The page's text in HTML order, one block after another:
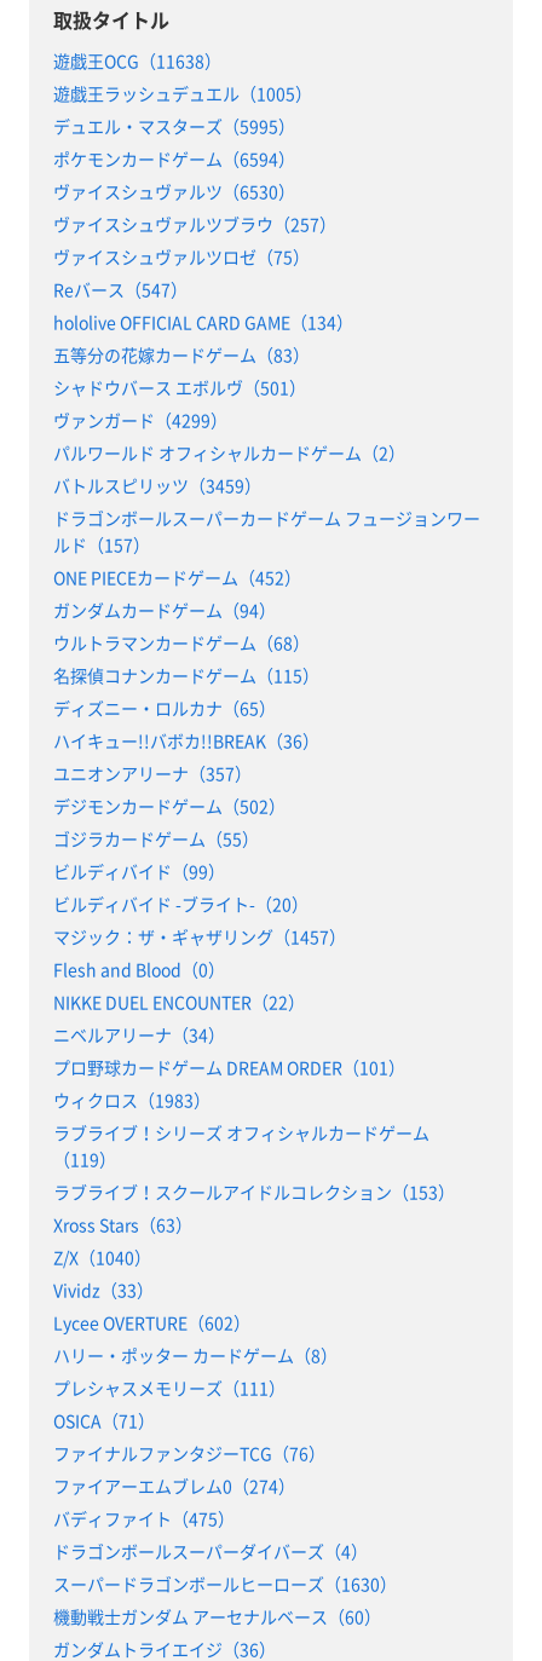
取扱タイトル
遊戯王OCG（11638）
遊戯王ラッシュデュエル（1005）
デュエル・マスターズ（5995）
ポケモンカードゲーム（6594）
ヴァイスシュヴァルツ（6530）
ヴァイスシュヴァルツブラウ（257）
ヴァイスシュヴァルツロゼ（75）
Reバース（547）
hololive OFFICIAL CARD GAME（134）
五等分の花嫁カードゲーム（83）
シャドウバース エボルヴ（501）
ヴァンガード（4299）
パルワールド オフィシャルカードゲーム（2）
バトルスピリッツ（3459）
ドラゴンボールスーパーカードゲーム フュージョンワー
ルド（157）
ONE PIECEカードゲーム（452）
ガンダムカードゲーム（94）
ウルトラマンカードゲーム（68）
名探偵コナンカードゲーム（115）
ディズニー・ロルカナ（65）
ハイキュー!!バボカ!!BREAK（36）
ユニオンアリーナ（357）
デジモンカードゲーム（502）
ゴジラカードゲーム（55）
ビルディバイド（99）
ビルディバイド -ブライト-（20）
マジック：ザ・ギャザリング（1457）
Flesh and Blood（0）
NIKKE DUEL ENCOUNTER（22）
ニベルアリーナ（34）
プロ野球カードゲーム DREAM ORDER（101）
ウィクロス（1983）
ラブライブ！シリーズ オフィシャルカードゲーム
（119）
ラブライブ！スクールアイドルコレクション（153）
Xross Stars（63）
Z/X（1040）
Vividz（33）
Lycee OVERTURE（602）
ハリー・ポッター カードゲーム（8）
プレシャスメモリーズ（111）
OSICA（71）
ファイナルファンタジーTCG（76）
ファイアーエムブレム0（274）
バディファイト（475）
ドラゴンボールスーパーダイバーズ（4）
スーパードラゴンボールヒーローズ（1630）
機動戦士ガンダム アーセナルベース（60）
ガンダムトライエイジ（36）